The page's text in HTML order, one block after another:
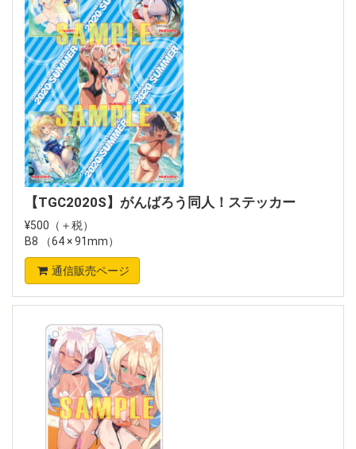
【TGC2020S】がんばろう同人！ステッカー
¥500（＋税）
B8 （64 × 91mm）
通信販売ページ